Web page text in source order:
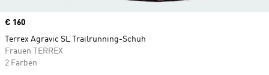
Price
€ 160
Terrex Agravic SL Trailrunning-Schuh
Frauen TERREX
2 Farben